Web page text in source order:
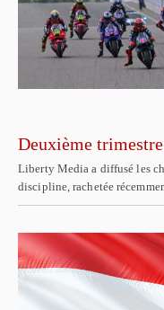
Deuxième
Liberty Media a diffusé les
discipline, rachetée